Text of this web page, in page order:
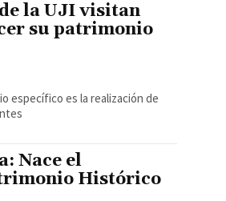
la UJI visitan
su patrimonio
específico es la realización de
Nace el
Histórico